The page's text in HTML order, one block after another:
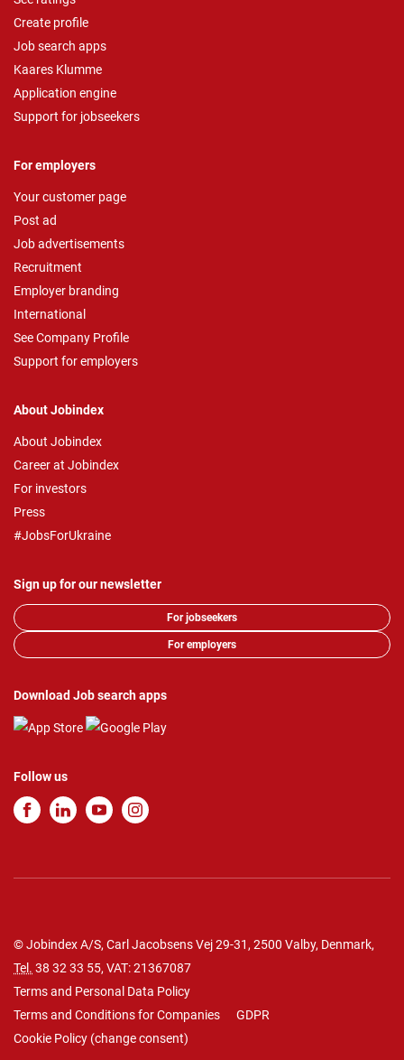
Create profile
Job search apps
Kaares Klumme
Application engine
Support for jobseekers
For employers
Your customer page
Post ad
Job advertisements
Recruitment
Employer branding
International
See Company Profile
Support for employers
About Jobindex
About Jobindex
Career at Jobindex
For investors
Press
#JobsForUkraine
Sign up for our newsletter
For jobseekers
For employers
Download Job search apps
Follow us
© Jobindex A/S, Carl Jacobsens Vej 29-31, 2500 Valby, Denmark,
Tel. 38 32 33 55, VAT: 21367087
Terms and Personal Data Policy
Terms and Conditions for Companies
GDPR
Cookie Policy (change consent)